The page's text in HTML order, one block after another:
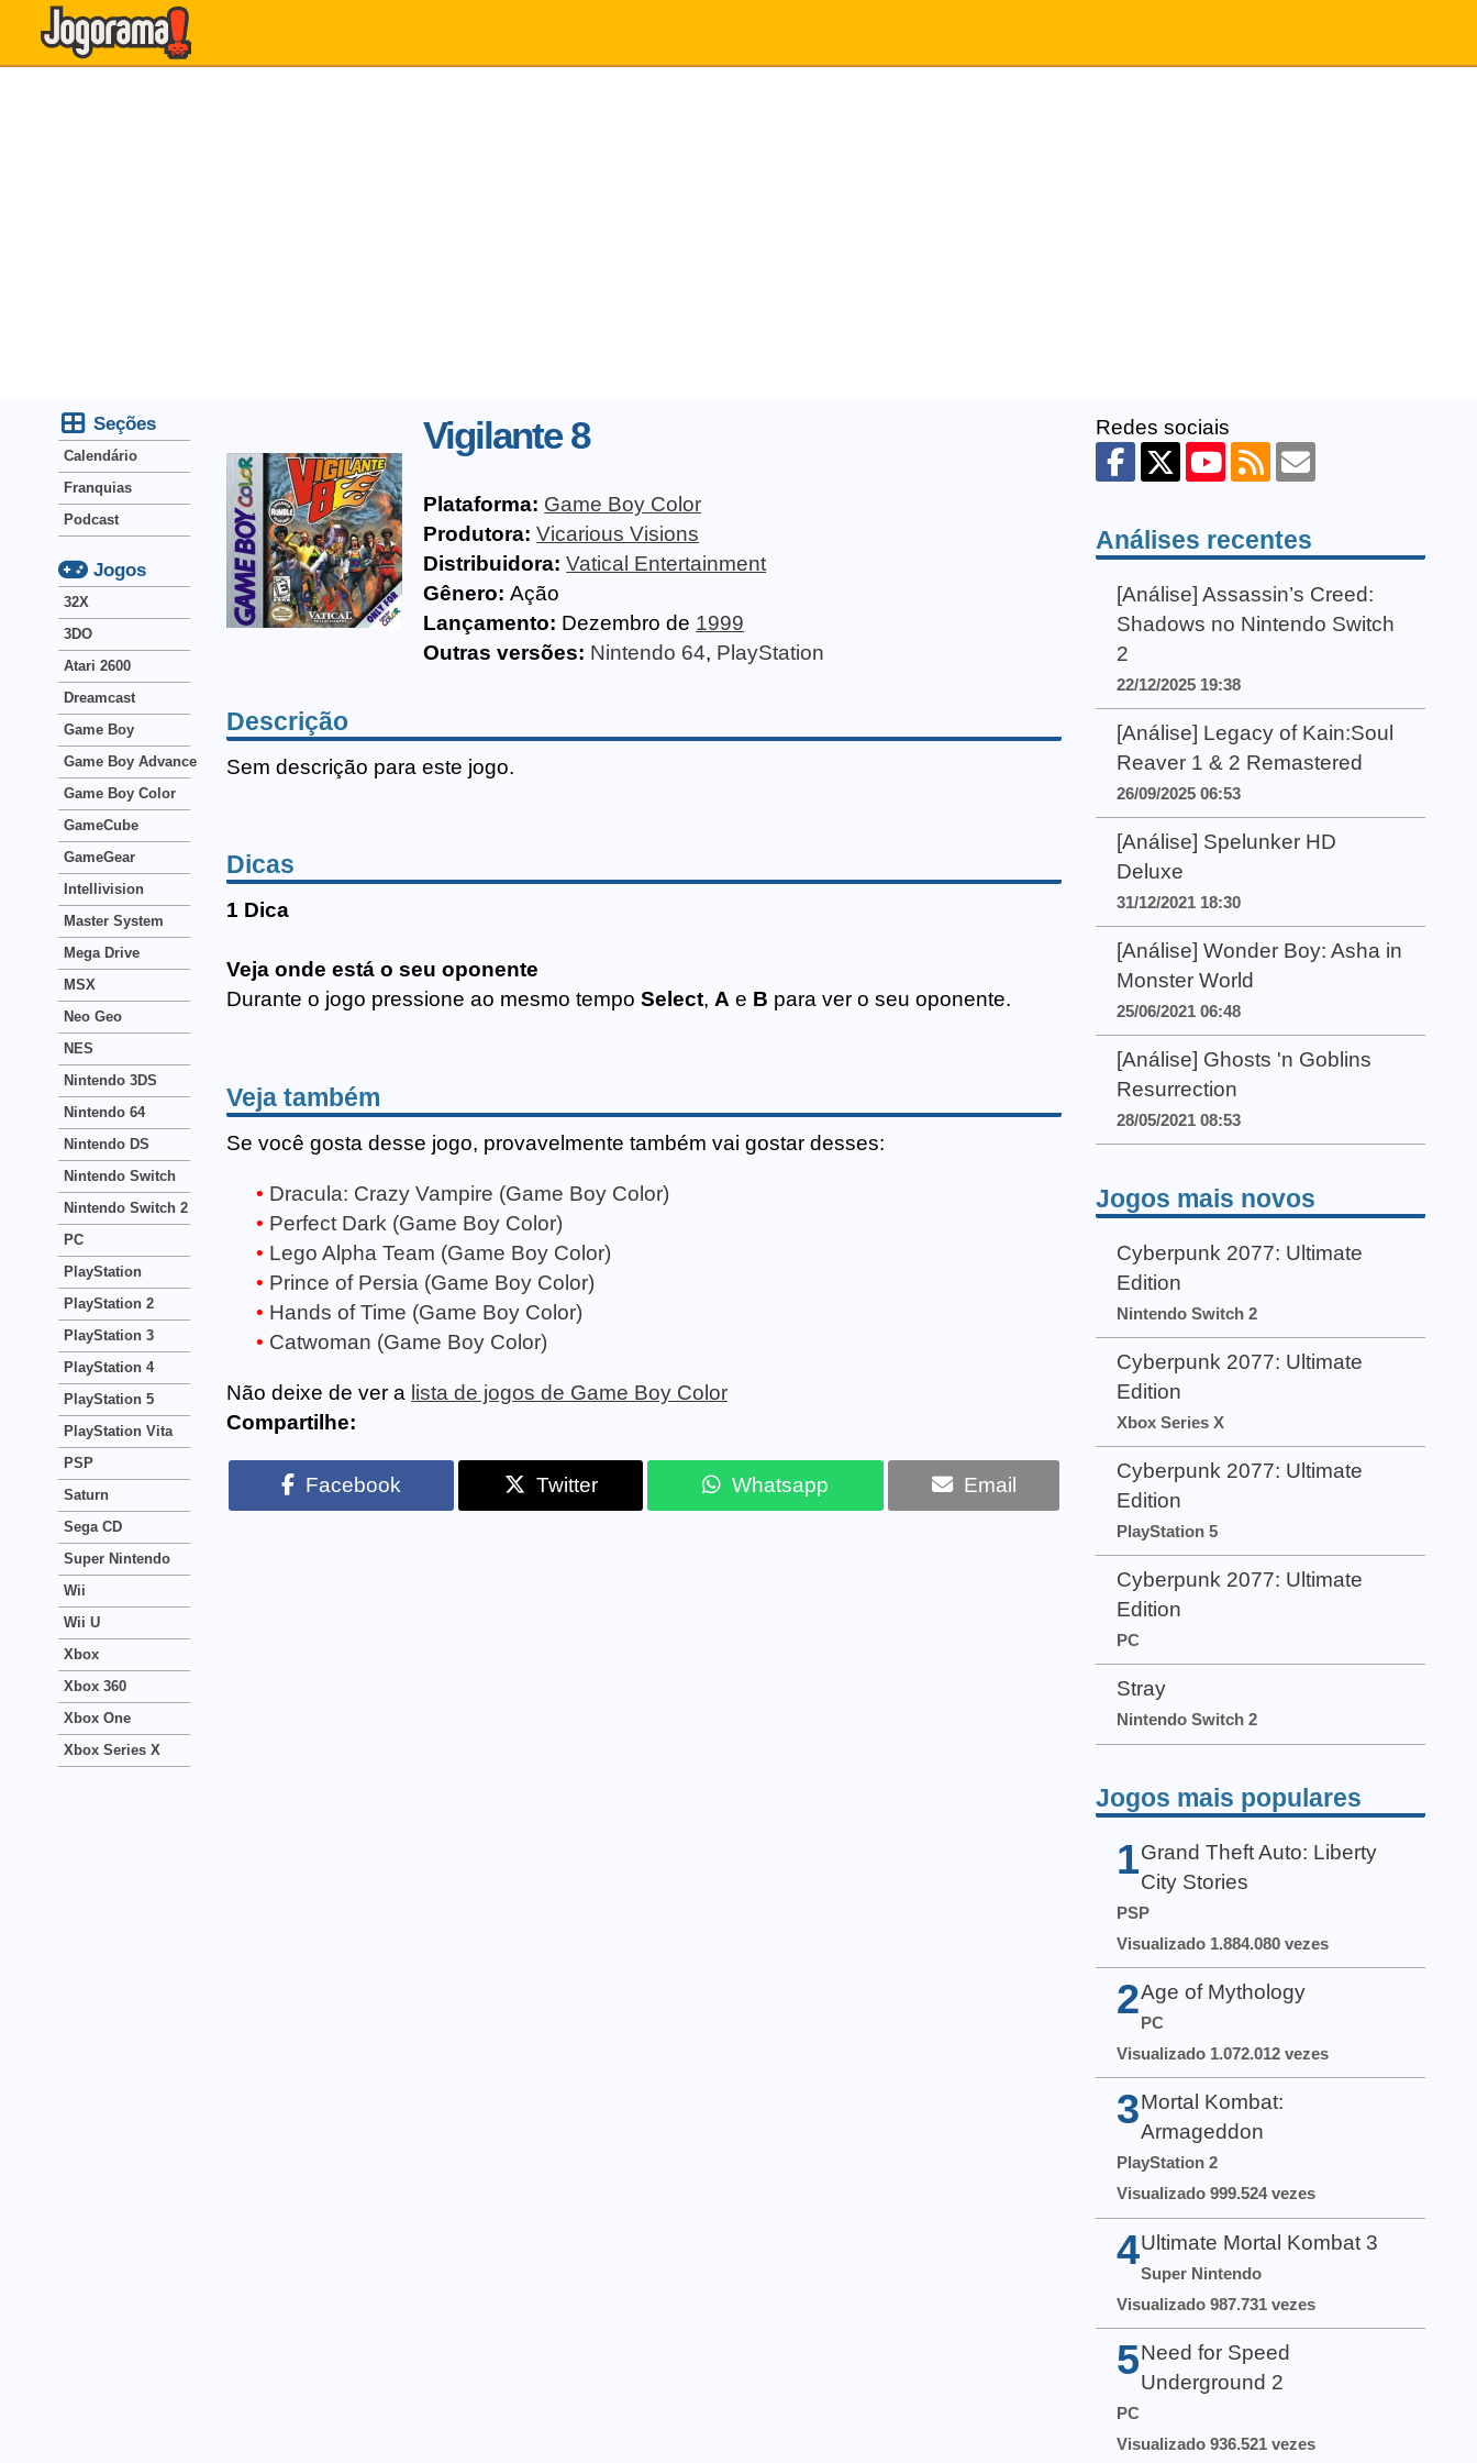
Vigilante 8
Plataforma: Game Boy Color
Produtora: Vicarious Visions
Distribuidora: Vatical Entertainment
Gênero: Ação
Lançamento: Dezembro de 1999
Outras versões: Nintendo 64, PlayStation
Descrição
Sem descrição para este jogo.
Dicas
1 Dica
Veja onde está o seu oponente
Durante o jogo pressione ao mesmo tempo Select, A e B para ver o seu oponente.
Veja também
Se você gosta desse jogo, provavelmente também vai gostar desses:
Dracula: Crazy Vampire (Game Boy Color)
Perfect Dark (Game Boy Color)
Lego Alpha Team (Game Boy Color)
Prince of Persia (Game Boy Color)
Hands of Time (Game Boy Color)
Catwoman (Game Boy Color)
Não deixe de ver a lista de jogos de Game Boy Color
Compartilhe:
Facebook Twitter Whatsapp Email
Seções
Calendário
Franquias
Podcast
Jogos
32X
3DO
Atari 2600
Dreamcast
Game Boy
Game Boy Advance
Game Boy Color
GameCube
GameGear
Intellivision
Master System
Mega Drive
MSX
Neo Geo
NES
Nintendo 3DS
Nintendo 64
Nintendo DS
Nintendo Switch
Nintendo Switch 2
PC
PlayStation
PlayStation 2
PlayStation 3
PlayStation 4
PlayStation 5
PlayStation Vita
PSP
Saturn
Sega CD
Super Nintendo
Wii
Wii U
Xbox
Xbox 360
Xbox One
Xbox Series X
Redes sociais
Análises recentes
[Análise] Assassin’s Creed:
Shadows no Nintendo Switch
2
22/12/2025 19:38
[Análise] Legacy of Kain:Soul
Reaver 1 & 2 Remastered
26/09/2025 06:53
[Análise] Spelunker HD
Deluxe
31/12/2021 18:30
[Análise] Wonder Boy: Asha in
Monster World
25/06/2021 06:48
[Análise] Ghosts 'n Goblins
Resurrection
28/05/2021 08:53
Jogos mais novos
Cyberpunk 2077: Ultimate
Edition
Nintendo Switch 2
Cyberpunk 2077: Ultimate
Edition
Xbox Series X
Cyberpunk 2077: Ultimate
Edition
PlayStation 5
Cyberpunk 2077: Ultimate
Edition
PC
Stray
Nintendo Switch 2
Jogos mais populares
1 Grand Theft Auto: Liberty
City Stories
PSP
Visualizado 1.884.080 vezes
2Age of Mythology
PC
Visualizado 1.072.012 vezes
3 Mortal Kombat:
Armageddon
PlayStation 2
Visualizado 999.524 vezes
4 Ultimate Mortal Kombat 3
Super Nintendo
Visualizado 987.731 vezes
5 Need for Speed
Underground 2
PC
Visualizado 936.521 vezes